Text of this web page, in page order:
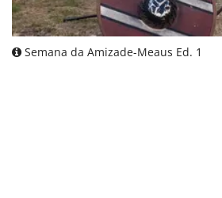
Semana da Amizade-Meaus Ed. 1